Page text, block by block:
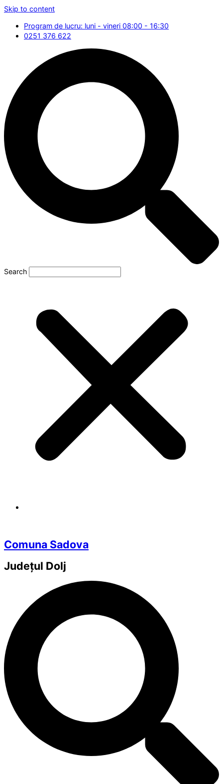
Skip to content
Program de lucru: luni - vineri 08:00 - 16:30
0251 376 622
Search
Comuna Sadova
Județul Dolj